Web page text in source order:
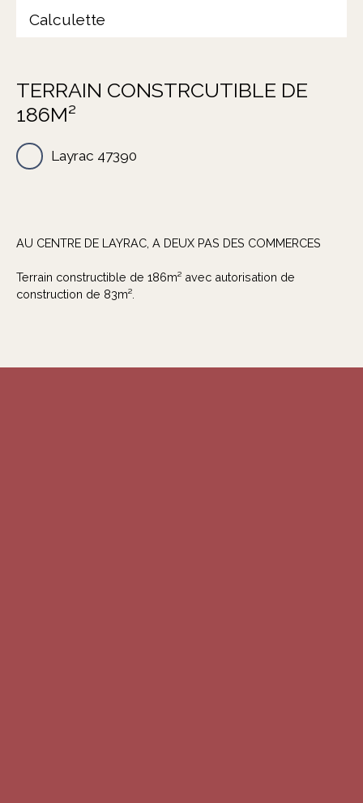
Calculette
TERRAIN CONSTRCUTIBLE DE
186M²
Layrac 47390
AU CENTRE DE LAYRAC, A DEUX PAS DES COMMERCES
Terrain constructible de 186m² avec autorisation de
construction de 83m².